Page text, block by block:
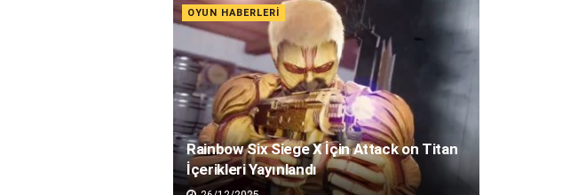
OYUN HABERLERI
Rainbow Six Siege X İçin Attack on Titan
İçerikleri Yayınlandı